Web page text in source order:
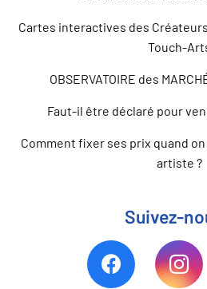
Cartes interactives des
Touch-
OBSERVATOIRE des
Faut-il être déclaré pour
Comment fixer ses prix quand
artiste ?
Suivez-